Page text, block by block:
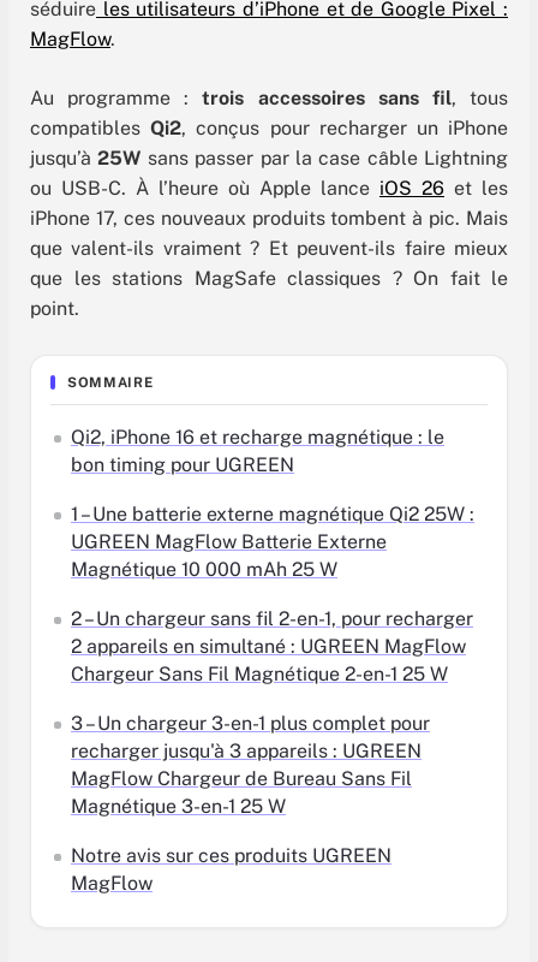
séduire les utilisateurs d’iPhone et de Google Pixel :
MagFlow.
Au programme :trois accessoires sans fil, tous
compatiblesQi2, conçus pour recharger un iPhone
jusqu’à25W sans passer par la case câble Lightning
ou USB-C. À l’heure où Apple lance iOS 26 et les
iPhone 17, ces nouveaux produits tombent à pic. Mais
que valent-ils vraiment ? Et peuvent-ils faire mieux
que les stations MagSafe classiques ? On fait le
point.
SOMMAIRE
Qi2, iPhone 16 et recharge magnétique : le
bon timing pour UGREEN
1 – Une batterie externe magnétique Qi2 25W :
UGREEN MagFlow Batterie Externe
Magnétique 10 000 mAh 25 W
2 – Un chargeur sans fil 2-en-1, pour recharger
2 appareils en simultané : UGREEN MagFlow
Chargeur Sans Fil Magnétique 2-en-1 25 W
3 – Un chargeur 3-en-1 plus complet pour
recharger jusqu'à 3 appareils : UGREEN
MagFlow Chargeur de Bureau Sans Fil
Magnétique 3-en-1 25 W
Notre avis sur ces produits UGREEN
MagFlow